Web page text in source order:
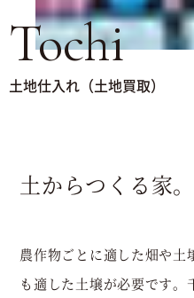
Tochi
土地仕入れ（土地買取）
土からつくる家。
農作物ごとに適した畑や土
も適した土壌が必要です